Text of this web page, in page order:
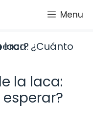
Menu
la laca: